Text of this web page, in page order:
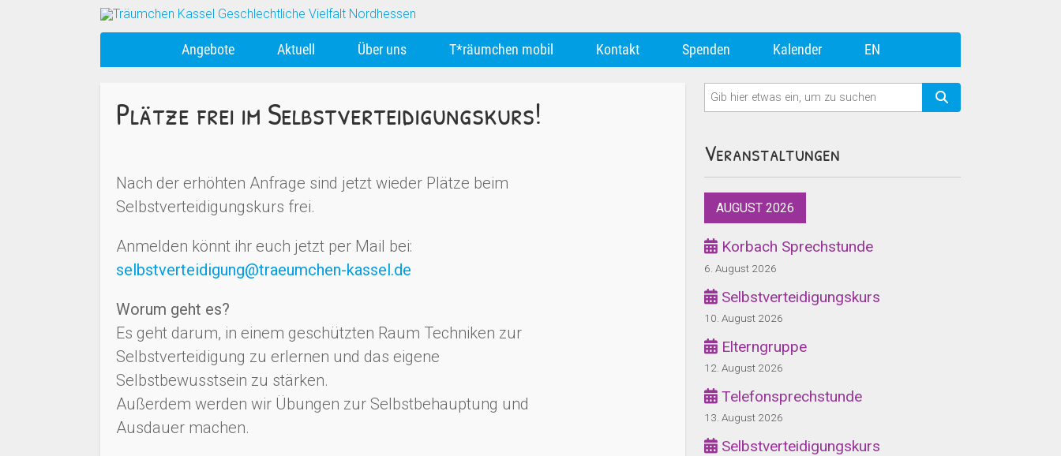
Angebote Aktuell Über uns T*räumchen mobil Kontakt Spenden Kalender EN
Plätze frei im Selbstverteidigungskurs!
Nach der erhöhten Anfrage sind jetzt wieder Plätze beim
Selbstverteidigungskurs frei.
Anmelden könnt ihr euch jetzt per Mail bei:
selbstverteidigung@traeumchen-kassel.de
Worum geht es?
Es geht darum, in einem geschützten Raum Techniken zur
Selbstverteidigung zu erlernen und das eigene
Selbstbewusstsein zu stärken.
Außerdem werden wir Übungen zur Selbstbehauptung und
Ausdauer machen.
Veranstaltungen
AUGUST 2026
Korbach Sprechstunde
6. August 2026
Selbstverteidigungskurs
10. August 2026
Elterngruppe
12. August 2026
Telefonsprechstunde
13. August 2026
Selbstverteidigungskurs